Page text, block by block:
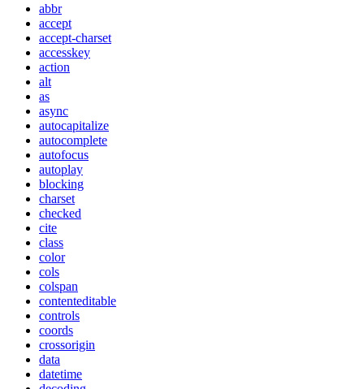
abbr
accept
accept-charset
accesskey
action
alt
as
async
autocapitalize
autocomplete
autofocus
autoplay
blocking
charset
checked
cite
class
color
cols
colspan
contenteditable
controls
coords
crossorigin
data
datetime